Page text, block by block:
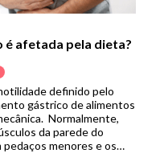
é afetada pela dieta?
definido pelo
gástrico de alimentos
Normalmente,
da parede do
menores e os